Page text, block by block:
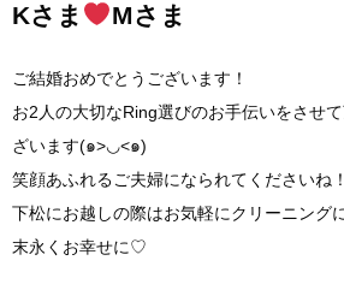
Kさま Mさま
ご結婚おめでとうございます！
お2人の大切なRing選びのお手伝いをさせ
ざいます(๑>◡<๑)
笑顔あふれるご夫婦になられてくださいね！
下松にお越しの際はお気軽にクリーニング
末永くお幸せに♡